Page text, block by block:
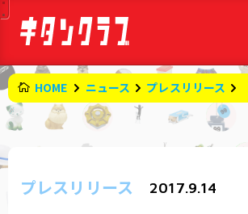
HOME ニュース プレスリリース
プレスリリース 2017.9.14